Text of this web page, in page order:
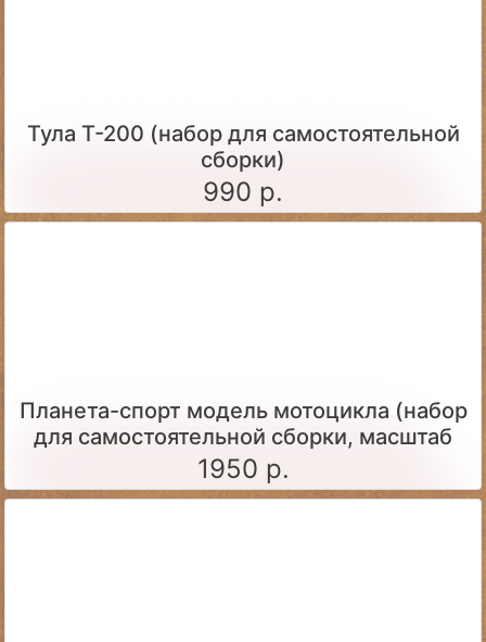
Тула Т-200 (набор для самостоятельной
сборки)
990 р.
Планета-спорт модель мотоцикла (набор
для самостоятельной сборки, масштаб
1:24)
1950 р.